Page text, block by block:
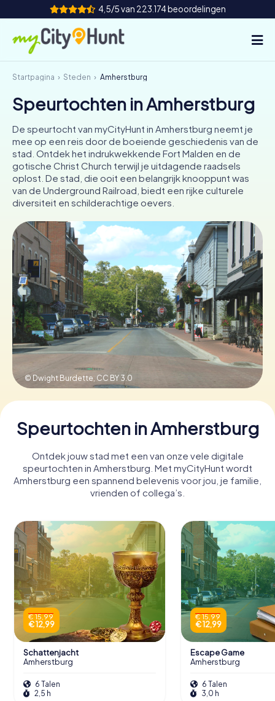
4,5/5 van 223.174 beoordelingen
Hoe het werkt
Steden
Tours
Teamevenement
Tickets
INT AT CH
DE
ES
FR UK
IE
IT
NL
Boek tickets
Koop cadeaubonnen
Startpagina Steden Amherstburg
Speurtochten in Amherstburg
De speurtocht van myCityHunt in Amherstburg neemt je
mee op een reis door de boeiende geschiedenis van de
stad. Ontdek het indrukwekkende Fort Malden en de
gotische Christ Church terwijl je uitdagende raadsels
oplost. De stad, die ooit een belangrijk knooppunt was
van de Underground Railroad, biedt een rijke culturele
diversiteit en schilderachtige oevers.
© Dwight Burdette, CC BY 3.0
Speurtochten in Amherstburg
Ontdek jouw stad met een van onze vele digitale
speurtochten in Amherstburg. Met myCityHunt wordt
Amherstburg een spannend belevenis voor jou, je familie,
vrienden of collega’s.
€ 15,99
€ 12,99
Schattenjacht
Amherstburg
6 Talen
2,5 h
€ 15,99
€ 12,99
Escape Game
Amherstburg
6 Talen
3,0 h